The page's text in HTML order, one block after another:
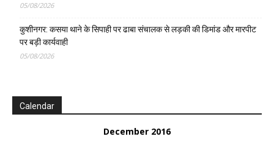
05/08/2026
कुशीनगर: कसया थाने के सिपाही पर ढाबा संचालक से लड़की की डिमांड और मारपीट
पर बड़ी कार्यवाही
05/08/2026
Calendar
December 2016